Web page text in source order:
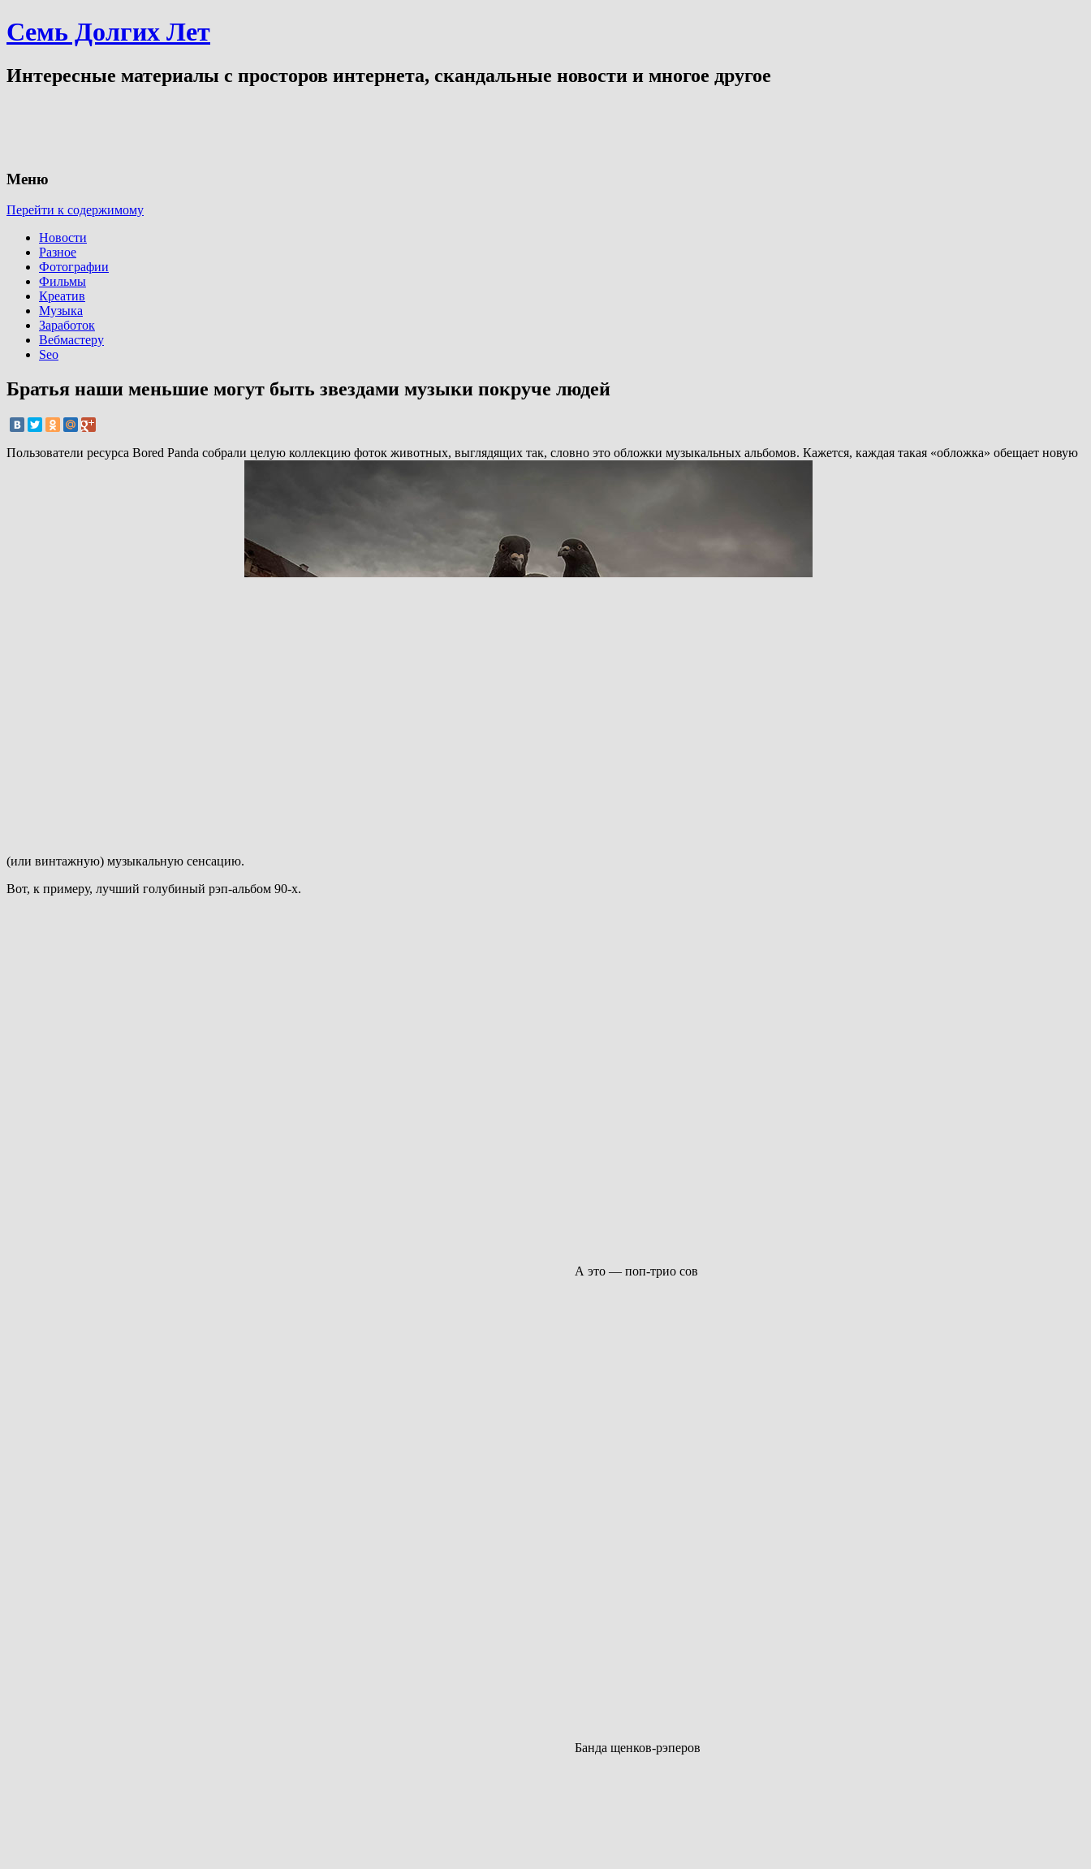
Семь Долгих Лет
Интересные материалы с просторов интернета, скандальные новости и многое другое
Меню
Перейти к содержимому
Новости
Разное
Фотографии
Фильмы
Креатив
Музыка
Заработок
Вебмастеру
Seo
Братья наши меньшие могут быть звездами музыки покруче людей
Пользователи ресурса Bored Panda собрали целую коллекцию фоток животных, выглядящих так, словно это обложки музыкальных альбомов. Кажется, каждая такая «обложка» обещает новую
(или винтажную) музыкальную сенсацию.
Вот, к примеру, лучший голубиный рэп-альбом 90-х.
А это — поп-трио сов
Банда щенков-рэперов